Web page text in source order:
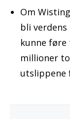
Om
bli
kunne
millioner
utslippene